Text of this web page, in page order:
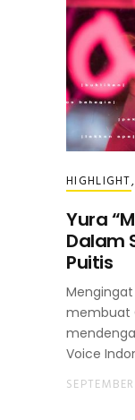
HIGHLIGHT
Yura
Dalam
Puitis
membuat
Voice